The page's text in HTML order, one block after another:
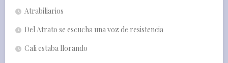
Atrabiliarios
Del Atrato se escucha una voz de resistencia
Cali estaba llorando